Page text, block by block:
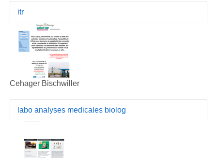
itr
Cehager Bischwiller
labo analyses medicales biolog